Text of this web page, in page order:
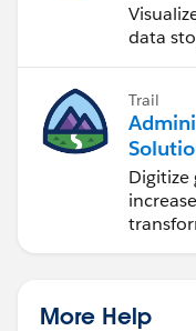
data
Trail
Digitize
More Help